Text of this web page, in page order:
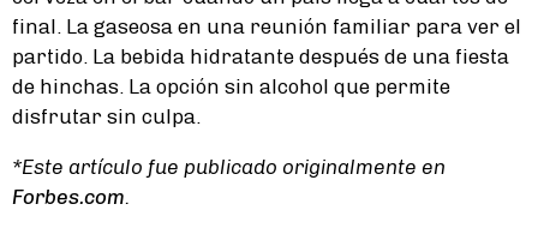
final. La gaseosa en una reunión familiar para ver el
partido. La bebida hidratante después de una fiesta
de hinchas. La opción sin alcohol que permite
disfrutar sin culpa.
*Este artículo fue publicado originalmente en
Forbes.com.